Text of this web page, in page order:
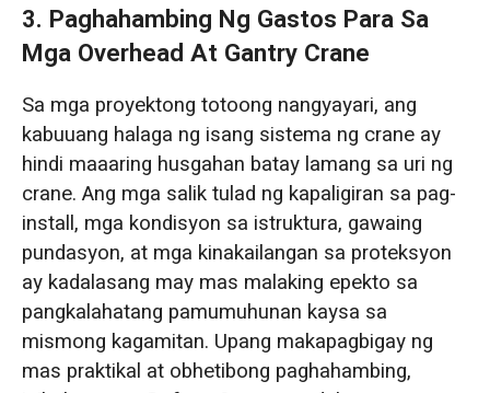
3. Paghahambing Ng Gastos Para Sa
Mga Overhead At Gantry Crane
Sa mga proyektong totoong nangyayari, ang
kabuuang halaga ng isang sistema ng crane ay
hindi maaaring husgahan batay lamang sa uri ng
crane. Ang mga salik tulad ng kapaligiran sa pag-
install, mga kondisyon sa istruktura, gawaing
pundasyon, at mga kinakailangan sa proteksyon
ay kadalasang may mas malaking epekto sa
pangkalahatang pamumuhunan kaysa sa
mismong kagamitan. Upang makapagbigay ng
mas praktikal at obhetibong paghahambing,